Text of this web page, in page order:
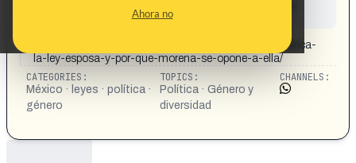
Ahora no
https://www.infobae.com/mexico/2025/12/18/que-implica-
la-ley-esposa-y-por-que-morena-se-opone-a-ella/
CATEGORIES:
México · leyes · política ·
género
TOPICS:
Política · Género y
diversidad
CHANNELS: